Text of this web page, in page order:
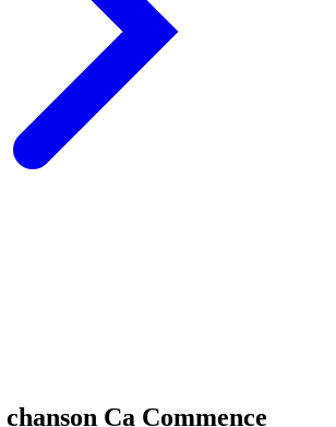
Ca Commence